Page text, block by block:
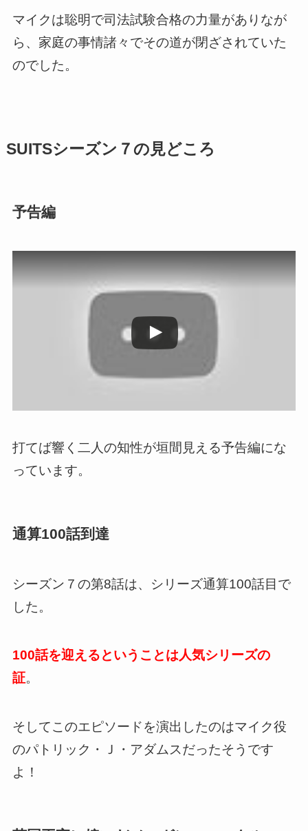
マイクは聡明で司法試験合格の力量がありなが
ら、家庭の事情諸々でその道が閉ざされていた
のでした。
SUITSシーズン７の見どころ
予告編
この動画を YouTube で視聴
打てば響く二人の知性が垣間見える予告編にな
っています。
通算100話到達
シーズン７の第8話は、シリーズ通算100話目で
した。
100話を迎えるということは人気シリーズの
証。
そしてこのエピソードを演出したのはマイク役
のパトリック・Ｊ・アダムスだったそうです
よ！